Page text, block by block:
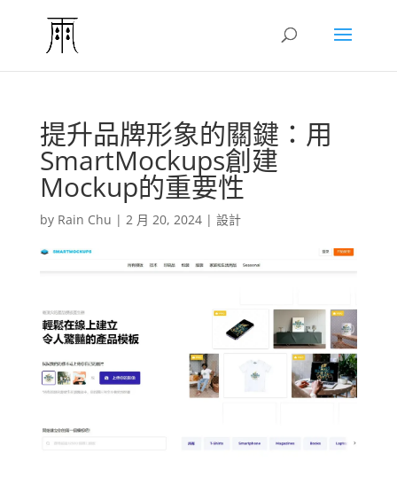
提升品牌形象的關鍵：用
SmartMockups創建
Mockup的重要性
by Rain Chu | 2 月 20, 2024| 設計